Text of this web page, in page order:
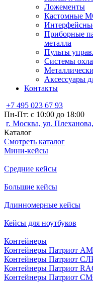
Ложементы
Кастомные
Приборные
металла
Пульты
Системы
Аксессуары
Контакты
+7 495 023 67 93
Пн-Пт: с 10:00 до 18:00
г. Москва, ул.
Каталог
Смотреть каталог
Мини-кейсы
Средние кейсы
Большие кейсы
Длинномерные кейсы
Кейсы для ноутбуков
Контейнеры
Контейнеры Патриот
Контейнеры Патриот
Контейнеры Патриот
Контейнеры Патриот